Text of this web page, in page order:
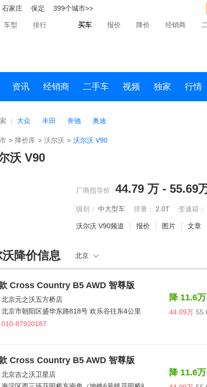
石家庄 保定 399个城市>>
车型 排行 买车 报价 降价 经销商
资讯 经销商 二手车 视频 独家 行情
： 大众 丰田 奔驰 奥迪
> 降价库 > 沃尔沃 > 沃尔沃 V90
沃 V90
厂商指导价 : 44.79 万 - 55.69
级别： 中大型车 排量： 2.0T 变速箱：
沃尔沃 V90频道 报价 图片 文章
降价信息 北京
Cross Country B5 AWD 智尊版
北京元之沃五方桥店
北京市朝阳区盛华东路818号 欢乐谷往东4公里
010-87920187
降 11.6万
44.09万
Cross Country B5 AWD 智尊版
北京吉之沃卫星店
降 11.6万